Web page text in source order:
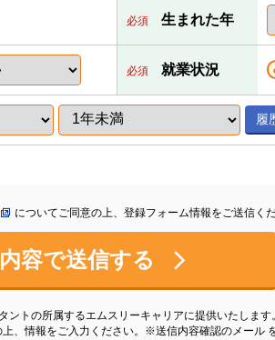
必須 生まれた年
必須 就業状況
履
についてご同意の上、登録フォーム情報をご送信く
容で送信する
トの所属するエムスリーキャリアに提供いたしま
、情報をご入力ください。※送信内容確認のメール